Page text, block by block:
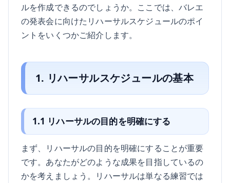
ルを作成できるのでしょうか。ここでは、バレエ
の発表会に向けたリハーサルスケジュールのポイ
ントをいくつかご紹介します。
1. リハーサルスケジュールの基本
1.1 リハーサルの目的を明確にする
まず、リハーサルの目的を明確にすることが重要
です。あなたがどのような成果を目指しているの
かを考えましょう。リハーサルは単なる練習では